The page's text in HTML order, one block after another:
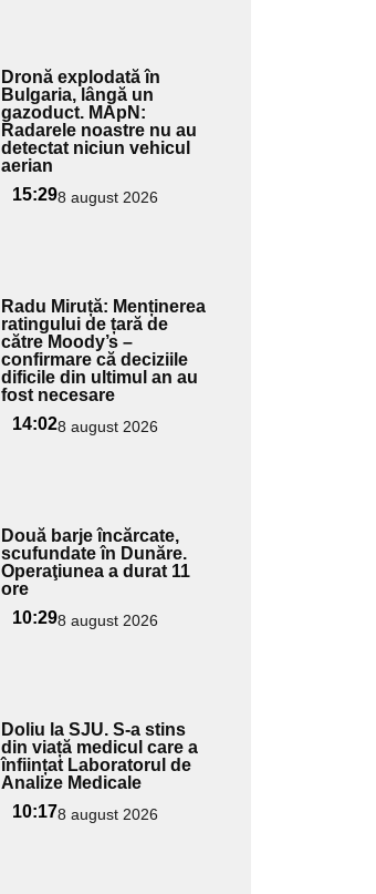
Dronă explodată în
Bulgaria, lângă un
gazoduct. MApN:
Radarele noastre nu au
detectat niciun vehicul
aerian
15:298 august 2026
Radu Miruță: Menținerea
ratingului de țară de
către Moody’s –
confirmare că deciziile
dificile din ultimul an au
fost necesare
14:028 august 2026
Două barje încărcate,
scufundate în Dunăre.
Operaţiunea a durat 11
ore
10:298 august 2026
Doliu la SJU. S-a stins
din viață medicul care a
înființat Laboratorul de
Analize Medicale
10:178 august 2026